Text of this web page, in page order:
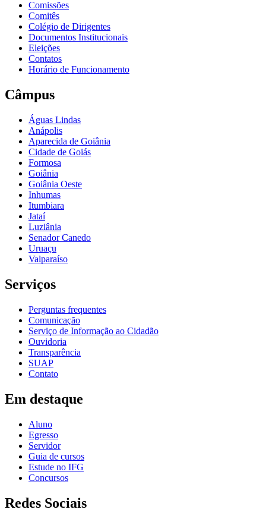
Comissões
Comitês
Colégio de Dirigentes
Documentos Institucionais
Eleições
Contatos
Horário de Funcionamento
Câmpus
Águas Lindas
Anápolis
Aparecida de Goiânia
Cidade de Goiás
Formosa
Goiânia
Goiânia Oeste
Inhumas
Itumbiara
Jataí
Luziânia
Senador Canedo
Uruaçu
Valparaíso
Serviços
Perguntas frequentes
Comunicação
Serviço de Informação ao Cidadão
Ouvidoria
Transparência
SUAP
Contato
Em destaque
Aluno
Egresso
Servidor
Guia de cursos
Estude no IFG
Concursos
Redes Sociais